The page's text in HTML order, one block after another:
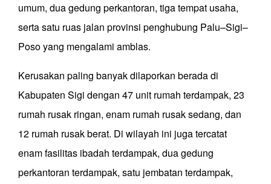
umum, dua gedung perkantoran, tiga tempat usaha,
serta satu ruas jalan provinsi penghubung Palu–Sigi–
Poso yang mengalami amblas.
Kerusakan paling banyak dilaporkan berada di
Kabupaten Sigi dengan 47 unit rumah terdampak, 23
rumah rusak ringan, enam rumah rusak sedang, dan
12 rumah rusak berat. Di wilayah ini juga tercatat
enam fasilitas ibadah terdampak, dua gedung
perkantoran terdampak, satu jembatan terdampak,